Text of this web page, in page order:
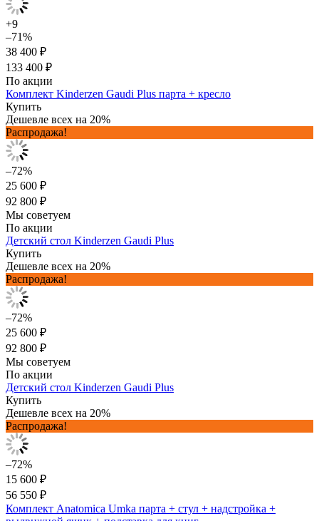
+9
–71%
38 400 ₽
133 400 ₽
По акции
Комплект Kinderzen Gaudi Plus парта + кресло
Купить
Дешевле всех на 20%
Распродажа!
–72%
25 600 ₽
92 800 ₽
Мы советуем
По акции
Детский стол Kinderzen Gaudi Plus
Купить
Дешевле всех на 20%
Распродажа!
–72%
25 600 ₽
92 800 ₽
Мы советуем
По акции
Детский стол Kinderzen Gaudi Plus
Купить
Дешевле всех на 20%
Распродажа!
–72%
15 600 ₽
56 550 ₽
Комплект Anatomica Umka парта + стул + надстройка +